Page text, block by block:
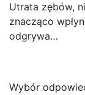
Utrata zębów,
znacząco
odgrywa…
Wybór